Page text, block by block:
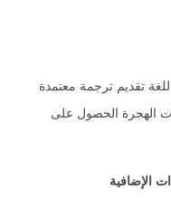
تقديم ترجمة معتمدة
الهجرة الحصول على
الإضافية